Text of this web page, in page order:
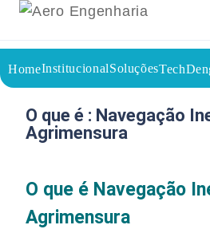
HomeInstitucionalSoluções
Voltar a página inicial do
O que é : Navegação
Agrimensura
O que é Navegação
Agrimensura